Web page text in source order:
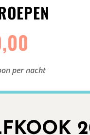
per nacht